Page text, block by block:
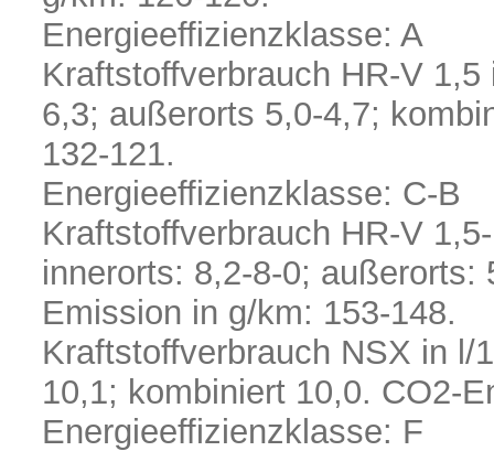
Energieeffizienzklasse: A
Kraftstoffverbrauch HR-V
6,3; außerorts 5,0-4,7;
132-121.
Energieeffizienzklasse: C-B
Kraftstoffverbrauch HR-V
innerorts: 8,2-8-0;
Emission in g/km: 153-148.
Kraftstoffverbrauch NSX in l/
10,1; kombiniert 10,0. CO2-
Energieeffizienzklasse: F